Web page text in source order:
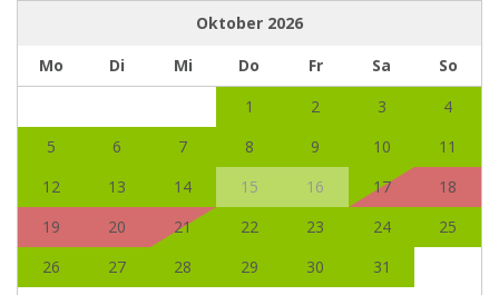
Oktober 2026
Mo
Di Mi Do Fr Sa
So
1
2 3
4
5
6 7 8 9 10
11
12
13 14 15 16 17
18
19
20 21 22 23 24
25
26
27 28 29 30 31